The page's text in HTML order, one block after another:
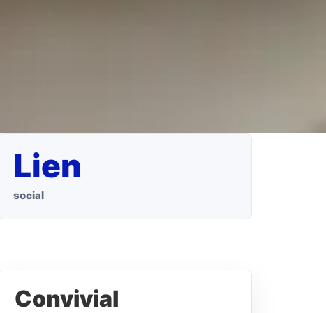
Lien
social
Convivial